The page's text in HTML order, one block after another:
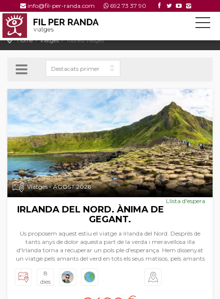
info@fil-per-randa.com 692 73 37 90
Home Viatges Tots els viatges
Viatges - AGOST 2026
Llista d'espera
IRLANDA DEL NORD. ÀNIMA DE
GEGANT.
Us proposem aquest estiu el viatge a Irlanda del Nord. Després de
tants anys de dolor aquesta part de la verda i meravellosa illa
d'Irlanda torna a recuperar un pols ple d'esperança. Hem dissenyat
un viatge pels amants del verd en tots els seus matisos, pels amants
penya-segats, de boscos de pel·lícula, o imatges d'una celebèrrima
sèrie. Un viatge que ens portarà a descobrir l'escena sempre nova de
8
dies